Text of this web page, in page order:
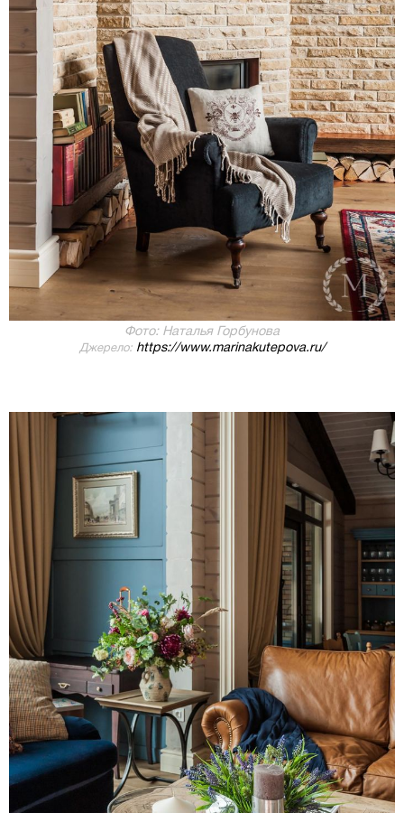
Фото: Наталья Горбунова
Джерело:https://www.marinakutepova.ru/